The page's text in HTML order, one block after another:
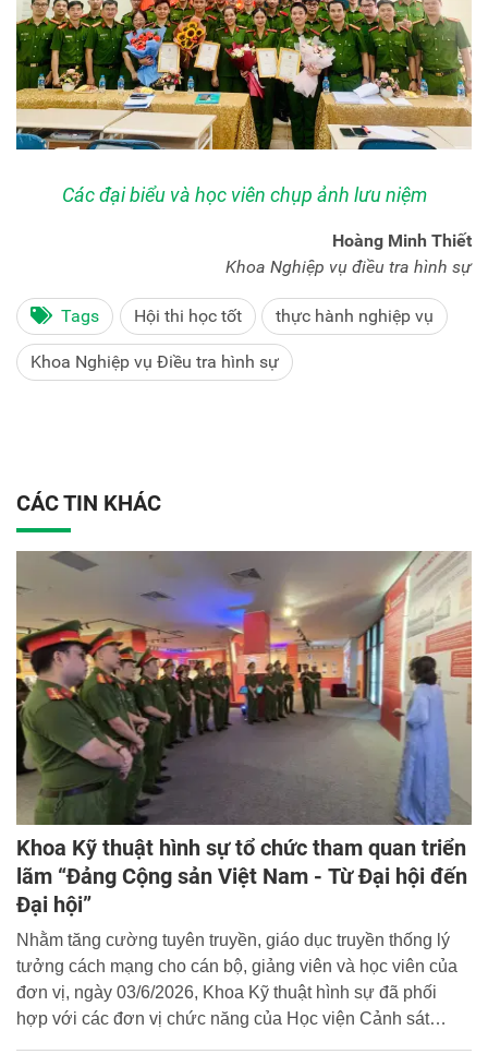
Các đại biểu và học viên chụp ảnh lưu niệm
Hoàng Minh Thiết
Khoa Nghiệp vụ điều tra hình sự
Tags Hội thi học tốt thực hành nghiệp vụ
Khoa Nghiệp vụ Điều tra hình sự
CÁC TIN KHÁC
Khoa Kỹ thuật hình sự tổ chức tham quan triển
lãm “Đảng Cộng sản Việt Nam - Từ Đại hội đến
Đại hội”
Nhằm tăng cường tuyên truyền, giáo dục truyền thống lý
tưởng cách mạng cho cán bộ, giảng viên và học viên của
đơn vị, ngày 03/6/2026, Khoa Kỹ thuật hình sự đã phối
hợp với các đơn vị chức năng của Học viện Cảnh sát